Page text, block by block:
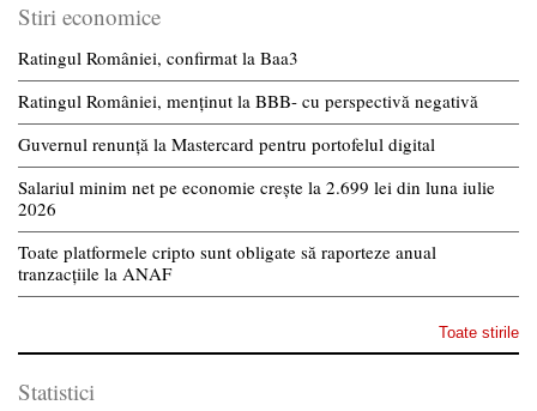
Stiri economice
Ratingul României, confirmat la Baa3
Ratingul României, menținut la BBB- cu perspectivă negativă
Guvernul renunță la Mastercard pentru portofelul digital
Salariul minim net pe economie crește la 2.699 lei din luna iulie
2026
Toate platformele cripto sunt obligate să raporteze anual
tranzacțiile la ANAF
Toate stirile
Statistici